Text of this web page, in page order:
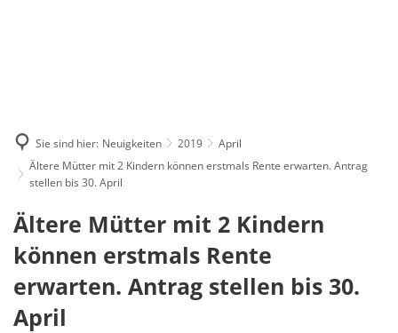
Sie sind hier: Neuigkeiten 2019
April
Ältere Mütter mit 2 Kindern können erstmals Rente erwarten. Antrag
stellen bis 30. April
Ältere Mütter mit 2 Kindern
können erstmals Rente
erwarten. Antrag stellen bis 30.
April